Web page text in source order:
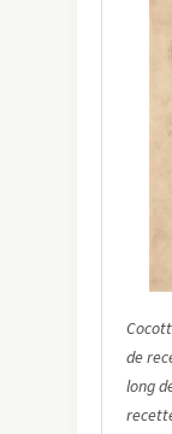
de
long